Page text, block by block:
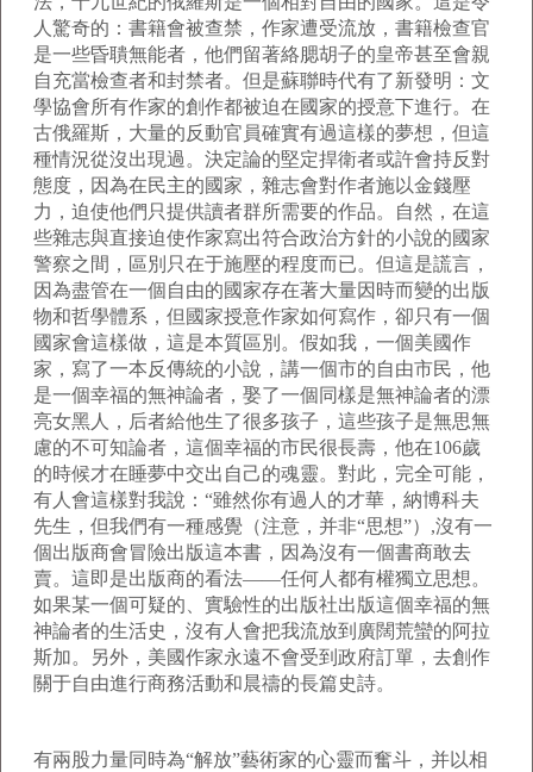
人驚奇的：書籍會被查禁，作家遭受流放，書籍檢查官
是一些昏聵無能者，他們留著絡腮胡子的皇帝甚至會親
自充當檢查者和封禁者。但是蘇聯時代有了新發明：文
學協會所有作家的創作都被迫在國家的授意下進行。在
古俄羅斯，大量的反動官員確實有過這樣的夢想，但這
種情況從沒出現過。決定論的堅定捍衛者或許會持反對
態度，因為在民主的國家，雜志會對作者施以金錢壓
力，迫使他們只提供讀者群所需要的作品。自然，在這
些雜志與直接迫使作家寫出符合政治方針的小說的國家
警察之間，區別只在于施壓的程度而已。但這是謊言，
因為盡管在一個自由的國家存在著大量因時而變的出版
物和哲學體系，但國家授意作家如何寫作，卻只有一個
國家會這樣做，這是本質區別。假如我，一個美國作
家，寫了一本反傳統的小說，講一個市的自由市民，他
是一個幸福的無神論者，娶了一個同樣是無神論者的漂
亮女黑人，后者給他生了很多孩子，這些孩子是無思無
慮的不可知論者，這個幸福的市民很長壽，他在106歲
的時候才在睡夢中交出自己的魂靈。對此，完全可能，
有人會這樣對我說：“雖然你有過人的才華，納博科夫
先生，但我們有一種感覺（注意，并非“思想”） ,沒有一
個出版商會冒險出版這本書，因為沒有一個書商敢去
賣。這即是出版商的看法——任何人都有權獨立思想。
如果某一個可疑的、實驗性的出版社出版這個幸福的無
神論者的生活史，沒有人會把我流放到廣闊荒蠻的阿拉
斯加。另外，美國作家永遠不會受到政府訂單，去創作
關于自由進行商務活動和晨禱的長篇史詩。
有兩股力量同時為“解放”藝術家的心靈而奮斗，并以相